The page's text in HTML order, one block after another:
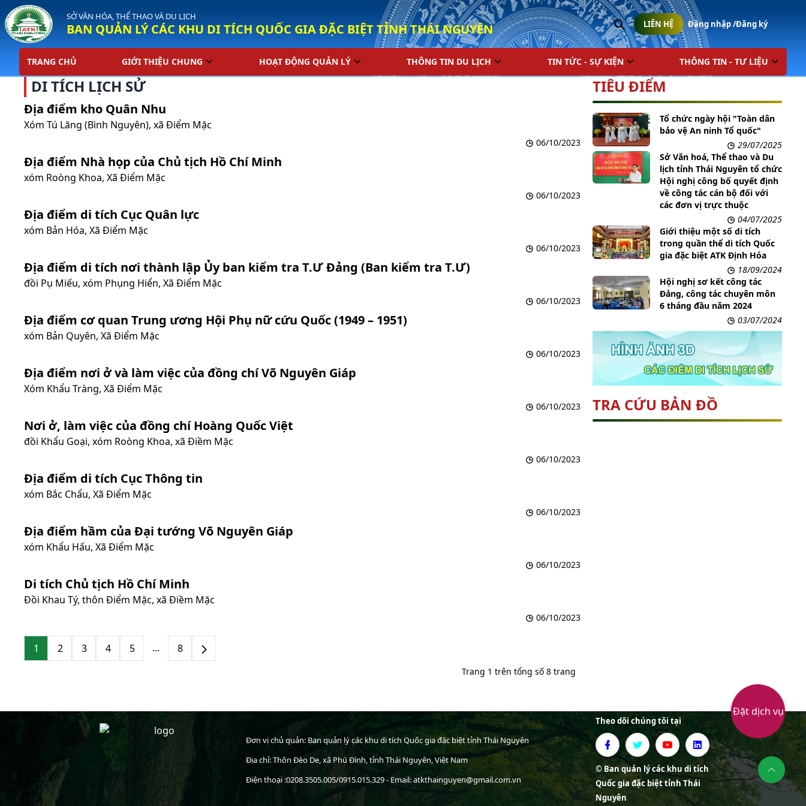
SỞ VĂN HÓA, THỂ THAO VÀ DU LỊCH
BAN QUẢN LÝ CÁC KHU DI TÍCH QUỐC GIA ĐẶC BIỆT TỈNH THÁI NGUYÊN LIÊN HỆ Đăng nhập /Đăng ký
TRANG CHỦ GIỚI THIỆU CHUNG HOẠT ĐỘNG QUẢN LÝ THÔNG TIN DU LỊCH TIN TỨC - SỰ KIỆN THÔNG TIN - TƯ LIỆU
Đặt dịch vụ
DI TÍCH LỊCH SỬ
Địa điểm kho Quân Nhu
Xóm Tú Lăng (Bình Nguyên), xã Điểm Mặc
06/10/2023
Địa điểm Nhà họp của Chủ tịch Hồ Chí Minh
xóm Roòng Khoa, Xã Điểm Mặc
06/10/2023
Địa điểm di tích Cục Quân lực
xóm Bản Hóa, Xã Điểm Mặc
06/10/2023
Địa điểm di tích nơi thành lập Ủy ban kiểm tra T.Ư Đảng (Ban kiểm tra T.Ư)
đồi Pụ Miếu, xóm Phụng Hiển, Xã Điểm Mặc
06/10/2023
Địa điểm cơ quan Trung ương Hội Phụ nữ cứu Quốc (1949 – 1951)
xóm Bản Quyên, Xã Điểm Mặc
06/10/2023
Địa điểm nơi ở và làm việc của đồng chí Võ Nguyên Giáp
Xóm Khẩu Tràng, Xã Điểm Mặc
06/10/2023
Nơi ở, làm việc của đồng chí Hoàng Quốc Việt
đồi Khẩu Goại, xóm Roòng Khoa, xã Điềm Mặc
06/10/2023
Địa điểm di tích Cục Thông tin
xóm Bắc Chẩu, Xã Điểm Mặc
06/10/2023
Địa điểm hầm của Đại tướng Võ Nguyên Giáp
xóm Khẩu Hấu, Xã Điểm Mặc
06/10/2023
Di tích Chủ tịch Hồ Chí Minh
Đồi Khau Tý, thôn Điểm Mặc, xã Điềm Mặc
06/10/2023
1 2 3 4 5 ... 8
Trang 1 trên tổng số 8 trang
TIÊU ĐIỂM
Tổ chức ngày hội "Toàn dân
bảo vệ An ninh Tổ quốc"
29/07/2025
Sở Văn hoá, Thể thao và Du
lịch tỉnh Thái Nguyên tổ chức
Hội nghị công bố quyết định
về công tác cán bộ đối với
các đơn vị trực thuộc
04/07/2025
Giới thiệu một số di tích
trong quần thể di tích Quốc
gia đặc biệt ATK Định Hóa
18/09/2024
Hội nghị sơ kết công tác
Đảng, công tác chuyên môn
6 tháng đầu năm 2024
03/07/2024
TRA CỨU BẢN ĐỒ
Đơn vị chủ quản: Ban quản lý các khu di tích Quốc gia đặc biệt tỉnh Thái Nguyên
Địa chỉ: Thôn Đèo De, xã Phú Đình, tỉnh Thái Nguyên, Việt Nam
Điện thoại :0208.3505.005/0915.015.329 - Email: atkthainguyen@gmail.com.vn
Theo dõi chúng tôi tại
© Ban quản lý các khu di tích
Quốc gia đặc biệt tỉnh Thái
Nguyên